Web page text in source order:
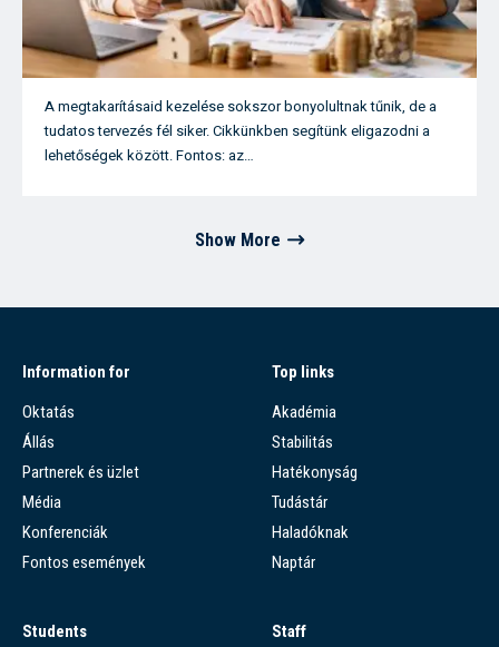
A megtakarításaid kezelése sokszor bonyolultnak tűnik, de a
tudatos tervezés fél siker. Cikkünkben segítünk eligazodni a
lehetőségek között. Fontos: az…
Show More
Information for
Oktatás
Állás
Partnerek és üzlet
Média
Konferenciák
Fontos események
Top links
Akadémia
Stabilitás
Hatékonyság
Tudástár
Haladóknak
Naptár
Students
Staff